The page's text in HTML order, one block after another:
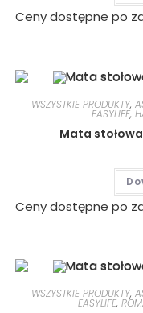
Ceny dostępne po
WSZYSTKIE PRODUKTY,
EASYLIFE,
Mata
Ceny dostępne po
WSZYSTKIE PRODUKTY,
EASYLIFE,